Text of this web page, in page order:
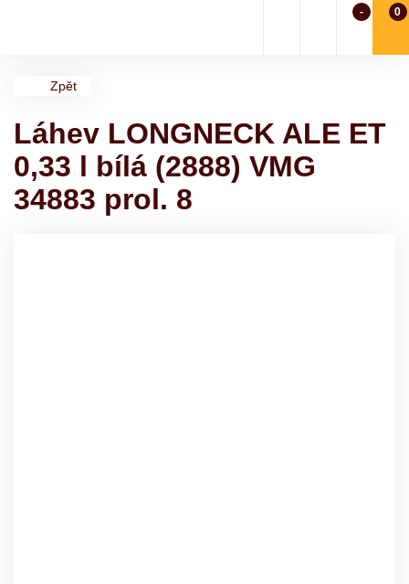
- 0
Zpět
Láhev LONGNECK ALE ET
0,33 l bílá (2888) VMG
34883 prol. 8